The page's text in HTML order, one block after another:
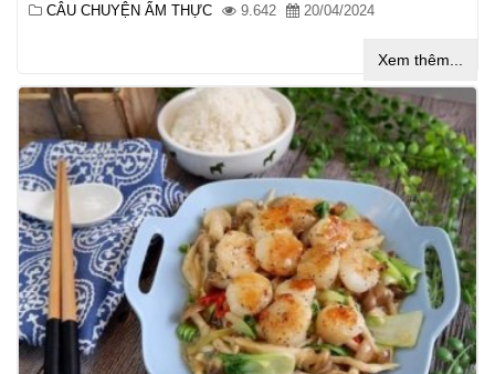
CÂU CHUYỆN ẨM THỰC 9.642 20/04/2024
Xem thêm...